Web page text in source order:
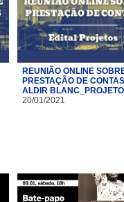
REUNIÃO ONLINE
PRESTAÇÃO DE
ALDIR
20/01/2021